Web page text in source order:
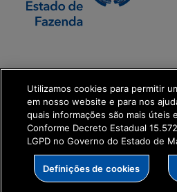
get_footer();
Utilizamos cookies para permitir
em nosso website e para nos
quais informações são mais úteis
Conforme Decreto Estadual
LGPD no Governo do Estado de
Definições de cookies